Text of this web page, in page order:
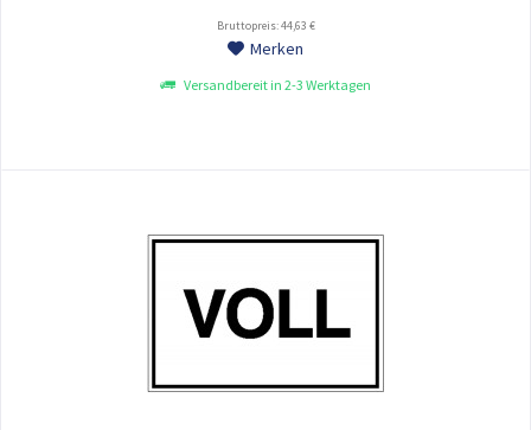
Bruttopreis: 44,63 €
Merken
Versandbereit in 2-3 Werktagen